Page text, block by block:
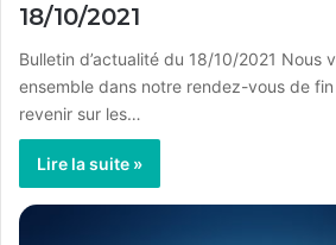
18/10/2021
Bulletin d’actualité du 18/10/2021 Nous
ensemble dans notre rendez-vous de
revenir sur les…
Lire la suite »